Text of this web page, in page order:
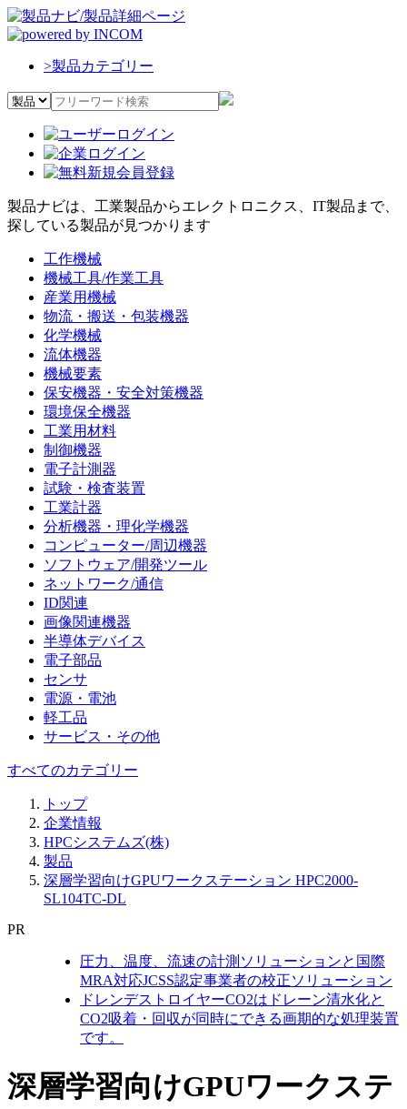
>製品カテゴリー
製品ナビは、工業製品からエレクトロニクス、IT製品まで、
探している製品が見つかります
工作機械
機械工具/作業工具
産業用機械
物流・搬送・包装機器
化学機械
流体機器
機械要素
保安機器・安全対策機器
環境保全機器
工業用材料
制御機器
電子計測器
試験・検査装置
工業計器
分析機器・理化学機器
コンピューター/周辺機器
ソフトウェア/開発ツール
ネットワーク/通信
ID関連
画像関連機器
半導体デバイス
電子部品
センサ
電源・電池
軽工品
サービス・その他
すべてのカテゴリー
トップ
企業情報
HPCシステムズ(株)
製品
深層学習向けGPUワークステーション HPC2000-
SL104TC-DL
PR
圧力、温度、流速の計測ソリューションと国際
MRA対応JCSS認定事業者の校正ソリューション
ドレンデストロイヤーCO2はドレーン清水化と
CO2吸着・回収が同時にできる画期的な処理装置
です。
深層学習向けGPUワークステ